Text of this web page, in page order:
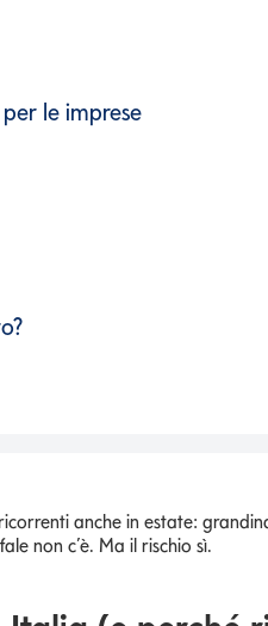
le imprese
le imprese
anche in estate:
non c’è. Ma il rischio sì.